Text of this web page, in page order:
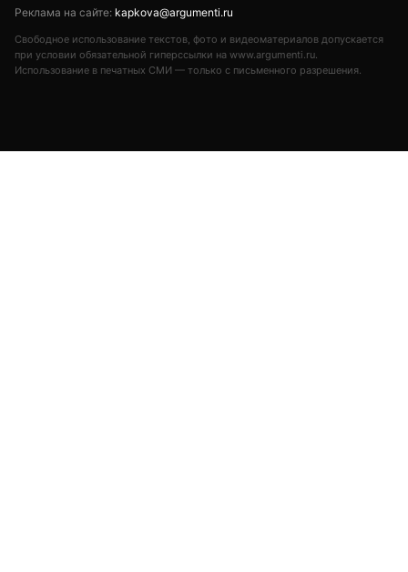
Реклама на сайте: kapkova@argumenti.ru
Свободное использование текстов, фото и видеоматериалов допускается
при условии обязательной гиперссылки на www.argumenti.ru.
Использование в печатных СМИ — только с письменного разрешения.